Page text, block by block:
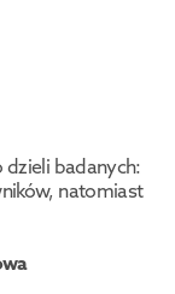
spodziewa się spadku liczby pracowników, natomiast